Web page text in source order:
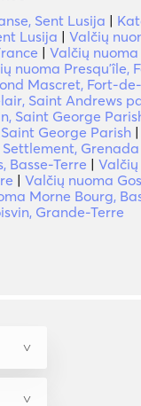
Sent Lusija |
Lusija | Valčių
| Valčių
nuoma Presquʼîle,
Mascret, Fort-
Saint Andrews
Saint George
George Parish |
Grenada
Basse-Terre |
| Valčių nuoma
Morne Bourg,
Grande-Terre